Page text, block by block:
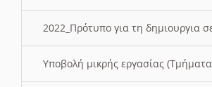
2022_Πρότυπο για τη δημιουργια
Υποβολή μικρής εργασίας